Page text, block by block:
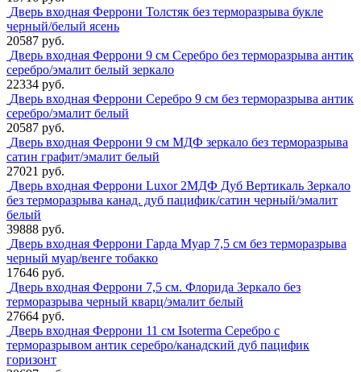
Дверь входная Феррони Толстяк без терморазрыва букле
черный/белый ясень
20587 руб.
Дверь входная Феррони 9 см Серебро без терморазрыва антик
серебро/эмалит белый зеркало
22334 руб.
Дверь входная Феррони Серебро 9 см без терморазрыва антик
серебро/эмалит белый
20587 руб.
Дверь входная Феррони 9 см МДФ зеркало без терморазрыва
сатин графит/эмалит белый
27021 руб.
Дверь входная Феррони Luxor 2МДФ Дуб Вертикаль Зеркало
без терморазрыва канад. дуб пацифик/сатин черный/эмалит
белый
39888 руб.
Дверь входная Феррони Гарда Муар 7,5 см без терморазрыва
черный муар/венге тобакко
17646 руб.
Дверь входная Феррони 7,5 см. Флорида Зеркало без
терморазрыва черный кварц/эмалит белый
27664 руб.
Дверь входная Феррони 11 см Isoterma Серебро с
терморазрывом антик серебро/канадский дуб пацифик
горизонт